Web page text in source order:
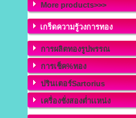
More products>>>
เกร็ดความรู้วงการทอง
การผลิตทองรูปพรรณ
การเช็ค%ทอง
ปรินเตอร์Sartorius
เครื่องชั่งสองต่ำเเหน่ง